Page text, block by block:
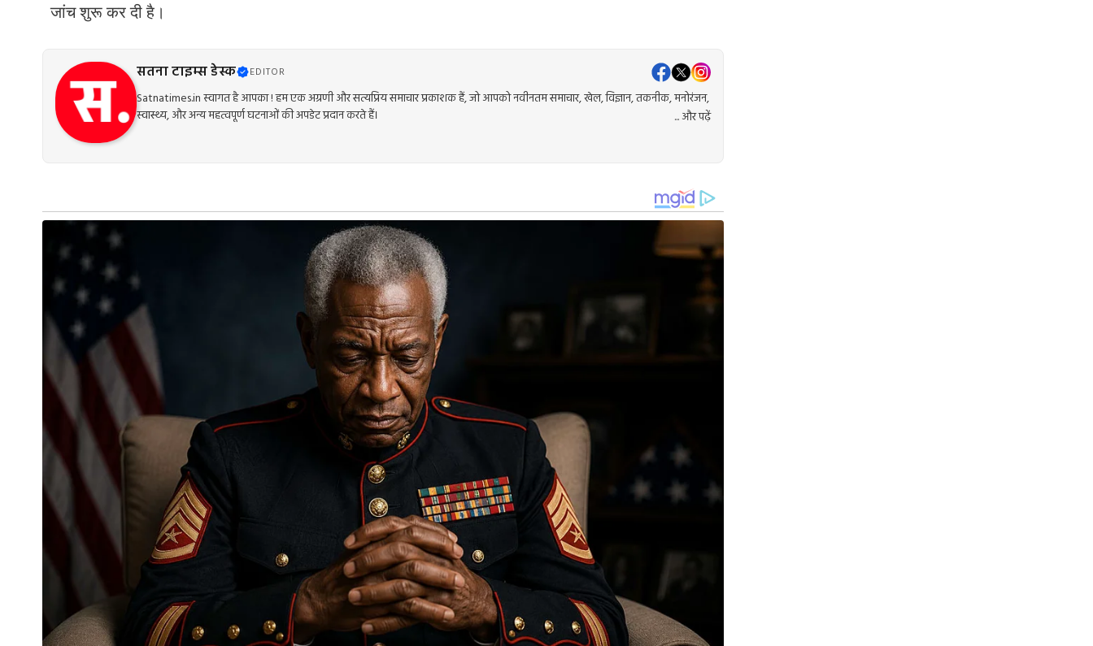
जांच शुरू कर दी है।
सतना टाइम्स डेस्क EDITOR
Satnatimes.in स्वागत है आपका ! हम एक अग्रणी और सत्यप्रिय समाचार प्रकाशक हैं, जो आपको नवीनतम समाचार, खेल, विज्ञान, तकनीक, मनोरंजन,
स्वास्थ्य, और अन्य महत्वपूर्ण घटनाओं की अपडेट प्रदान करते हैं।
... और पढ़ें